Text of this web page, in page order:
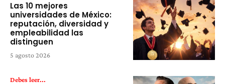
Las 10 mejores
universidades de México:
reputación, diversidad y
empleabilidad las
distinguen
5 agosto 2026
Debes leer...